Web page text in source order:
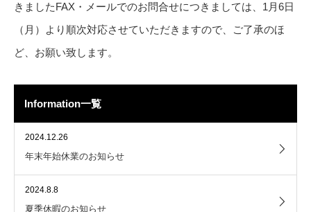
きましたFAX・メールでのお問合せにつきましては、1月6日
（月）より順次対応させていただきますので、ご了承のほ
ど、お願い致します。
Information一覧
2024.12.26
年末年始休業のお知らせ
2024.8.8
夏季休暇のお知らせ